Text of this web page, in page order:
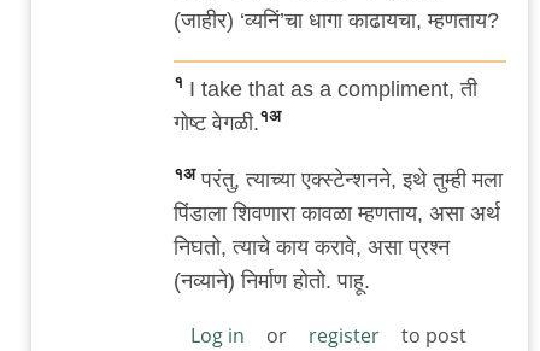
(जाहीर) ‘व्यनिं’चा धागा काढायचा, म्हणताय?
१ I take that as a compliment, ती
गोष्ट वेगळी.१अ
१अ परंतु, त्याच्या एक्स्टेन्शनने, इथे तुम्ही मला
पिंडाला शिवणारा कावळा म्हणताय, असा अर्थ
निघतो, त्याचे काय करावे, असा प्रश्न
(नव्याने) निर्माण होतो. पाहू.
Log in or register
to post